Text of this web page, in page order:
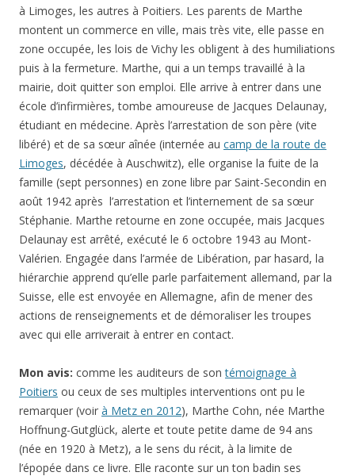
à Limoges, les autres à Poitiers. Les parents de Marthe
montent un commerce en ville, mais très vite, elle passe en
zone occupée, les lois de Vichy les obligent à des humiliations
puis à la fermeture. Marthe, qui a un temps travaillé à la
mairie, doit quitter son emploi. Elle arrive à entrer dans une
école d’infirmières, tombe amoureuse de Jacques Delaunay,
étudiant en médecine. Après l’arrestation de son père (vite
libéré) et de sa sœur aînée (internée au camp de la route de
Limoges, décédée à Auschwitz), elle organise la fuite de la
famille (sept personnes) en zone libre par Saint-Secondin en
août 1942 après l’arrestation et l’internement de sa sœur
Stéphanie. Marthe retourne en zone occupée, mais Jacques
Delaunay est arrêté, exécuté le 6 octobre 1943 au Mont-
Valérien. Engagée dans l’armée de Libération, par hasard, la
hiérarchie apprend qu’elle parle parfaitement allemand, par la
Suisse, elle est envoyée en Allemagne, afin de mener des
actions de renseignements et de démoraliser les troupes
avec qui elle arriverait à entrer en contact.
Mon avis: comme les auditeurs de sontémoignage à
Poitiers ou ceux de ses multiples interventions ont pu le
remarquer (voir à Metz en 2012), Marthe Cohn, née Marthe
Hoffnung-Gutglück, alerte et toute petite dame de 94 ans
(née en 1920 à Metz), a le sens du récit, à la limite de
l’épopée dans ce livre. Elle raconte sur un ton badin ses